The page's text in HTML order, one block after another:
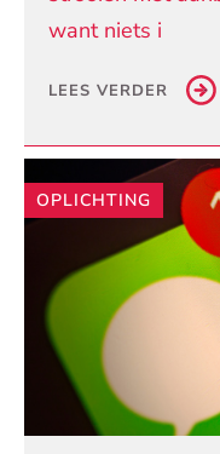
want niets i
LEES VERDER
OPLICHTING